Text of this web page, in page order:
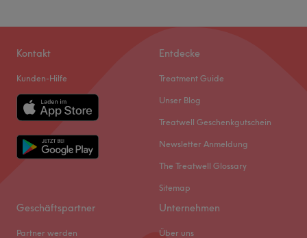
Kontakt
Kunden-Hilfe
Entdecke
Treatment Guide
Unser Blog
Treatwell Geschenkgutschein
Newsletter Anmeldung
The Treatwell Glossary
Sitemap
Geschäftspartner
Partner werden
Unternehmen
Über uns